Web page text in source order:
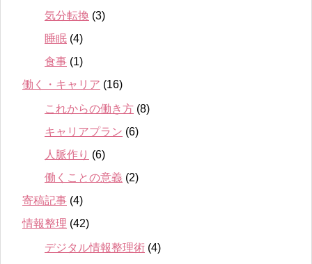
気分転換 (3)
睡眠 (4)
食事 (1)
働く・キャリア (16)
これからの働き方 (8)
キャリアプラン (6)
人脈作り (6)
働くことの意義 (2)
寄稿記事 (4)
情報整理 (42)
デジタル情報整理術 (4)